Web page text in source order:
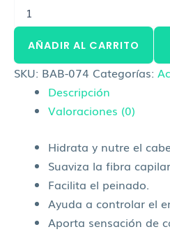
AÑADIR AL CARRITO
SKU: BAB-074 Categorías:
Descripción
Valoraciones (0)
Hidrata y nutre el
Suaviza la fibra
Facilita el peinado.
Ayuda a controlar el
Aporta sensación de